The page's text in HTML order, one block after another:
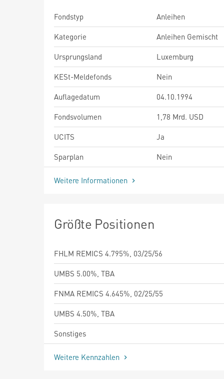
Fondstyp
Anleihen
Kategorie
Anleihen Gemischt
Ursprungsland
Luxemburg
KESt-Meldefonds
Nein
Auflagedatum
04.10.1994
Fondsvolumen
1,78 Mrd. USD
UCITS
Ja
Sparplan
Nein
Weitere Informationen
Größte Positionen
FHLM REMICS 4.795%, 03/25/56
UMBS 5.00%, TBA
FNMA REMICS 4.645%, 02/25/55
UMBS 4.50%, TBA
Sonstiges
Weitere Kennzahlen